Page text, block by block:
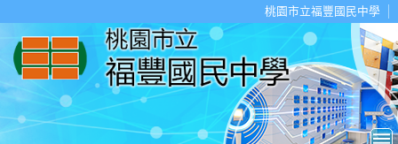
桃園市立福豐國民中學